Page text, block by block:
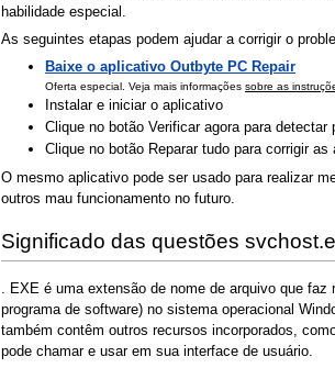
habilidade especial.
As seguintes etapas podem ajudar a corrigir o
Baixe o aplicativo Outbyte PC Repair
Oferta especial. Veja mais informações sobre as
Instalar e iniciar o aplicativo
Clique no botão Verificar agora para
Clique no botão Reparar tudo para corrigir
O mesmo aplicativo pode ser usado para realizar
outros mau funcionamento no futuro.
Significado das questões
. EXE é uma extensão de nome de arquivo que
programa de software) no sistema operacional
também contêm outros recursos incorporados,
pode chamar e usar em sua interface de usuário.